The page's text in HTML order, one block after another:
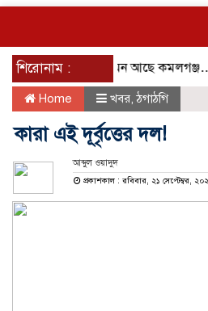
শিরোনাম :কেমন আছে কমলগঞ্জ…
Home খবর,ঠগাঠগি
কারা এই দূর্বৃত্তের দল!
আব্দুল ওয়াদুদ
প্রকাশকাল : রবিবার, ২১ সেপ্টেম্বর,